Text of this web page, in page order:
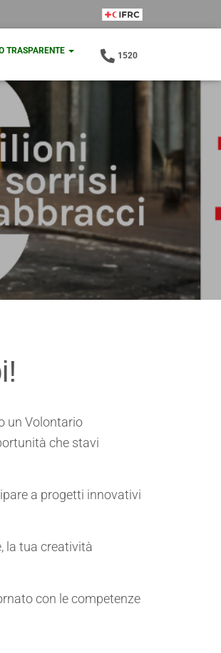
TRASPARENTE 1520
un Volontario
che stavi
a progetti innovativi
la tua creatività
con le competenze